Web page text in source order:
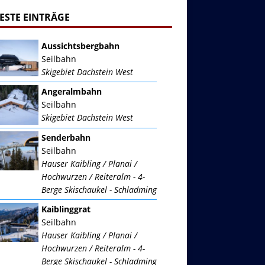
EINTRÄGE
Aussichtsbergbahn
Seilbahn
Skigebiet Dachstein West
Angeralmbahn
Seilbahn
Skigebiet Dachstein West
Senderbahn
Seilbahn
Hauser Kaibling / Planai /
Hochwurzen / Reiteralm - 4-
Berge Skischaukel - Schladming
Kaiblinggrat
Seilbahn
Hauser Kaibling / Planai /
Hochwurzen / Reiteralm - 4-
Berge Skischaukel - Schladming